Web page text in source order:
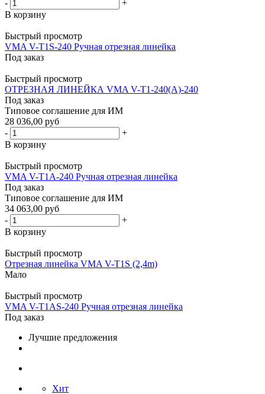
-
+
В корзину
Быстрый просмотр
VMA V-T1S-240 Ручная отрезная линейка
Под заказ
Быстрый просмотр
ОТРЕЗНАЯ ЛИНЕЙКА VMA V-T1-240(A)-240
Под заказ
Типовое соглашение для ИМ
28 036,00 руб
-
+
В корзину
Быстрый просмотр
VMA V-T1A-240 Ручная отрезная линейка
Под заказ
Типовое соглашение для ИМ
34 063,00 руб
-
+
В корзину
Быстрый просмотр
Отрезная линейка VMA V-T1S (2,4m)
Мало
Быстрый просмотр
VMA V-T1AS-240 Ручная отрезная линейка
Под заказ
Лучшие предложения
Хит